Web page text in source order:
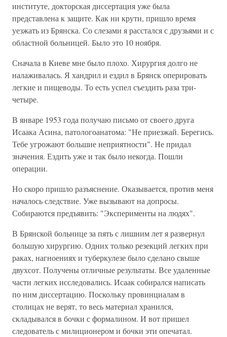
институте, докторская диссертация уже была
представлена к защите. Как ни крути, пришло время
уезжать из Брянска. Со слезами я расстался с друзьями и с
областной больницей. Было это 10 ноября.
Сначала в Киеве мне было плохо. Хирургия долго не
налаживалась. Я хандрил и ездил в Брянск оперировать
легкие и пищеводы. То есть успел съездить раза три-
четыре.
В январе 1953 года получаю письмо от своего друга
Исаака Асина, патологоанатома: "Не приезжай. Берегись.
Тебе угрожают большие неприятности". Не придал
значения. Ездить уже и так было некогда. Пошли
операции.
Но скоро пришло разъяснение. Оказывается, против меня
началось следствие. Уже вызывают на допросы.
Собираются предъявить: "Эксперименты на людях".
В Брянской больнице за пять с лишним лет я развернул
большую хирургию. Одних только резекций легких при
раках, нагноениях и туберкулезе было сделано свыше
двухсот. Получены отличные результаты. Все удаленные
части легких исследовались. Исаак собирался написать
по ним диссертацию. Поскольку провинциалам в
столицах не верят, то весь материал хранился,
складывался в бочки с формалином. И вот пришел
следователь с милиционером и бочки эти опечатал.